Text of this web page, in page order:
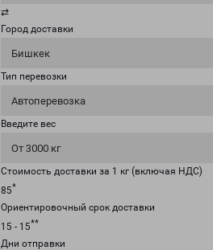
⇄
Город доставки
Бишкек
Тип перевозки
Автоперевозка
Введите вес
От 3000 кг
Стоимость доставки за 1 кг (включая НДС)
85*
Ориентировочный срок доставки
15 - 15**
Дни отправки